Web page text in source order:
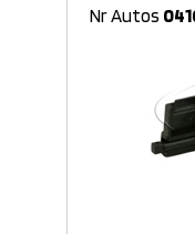
Nr Autos